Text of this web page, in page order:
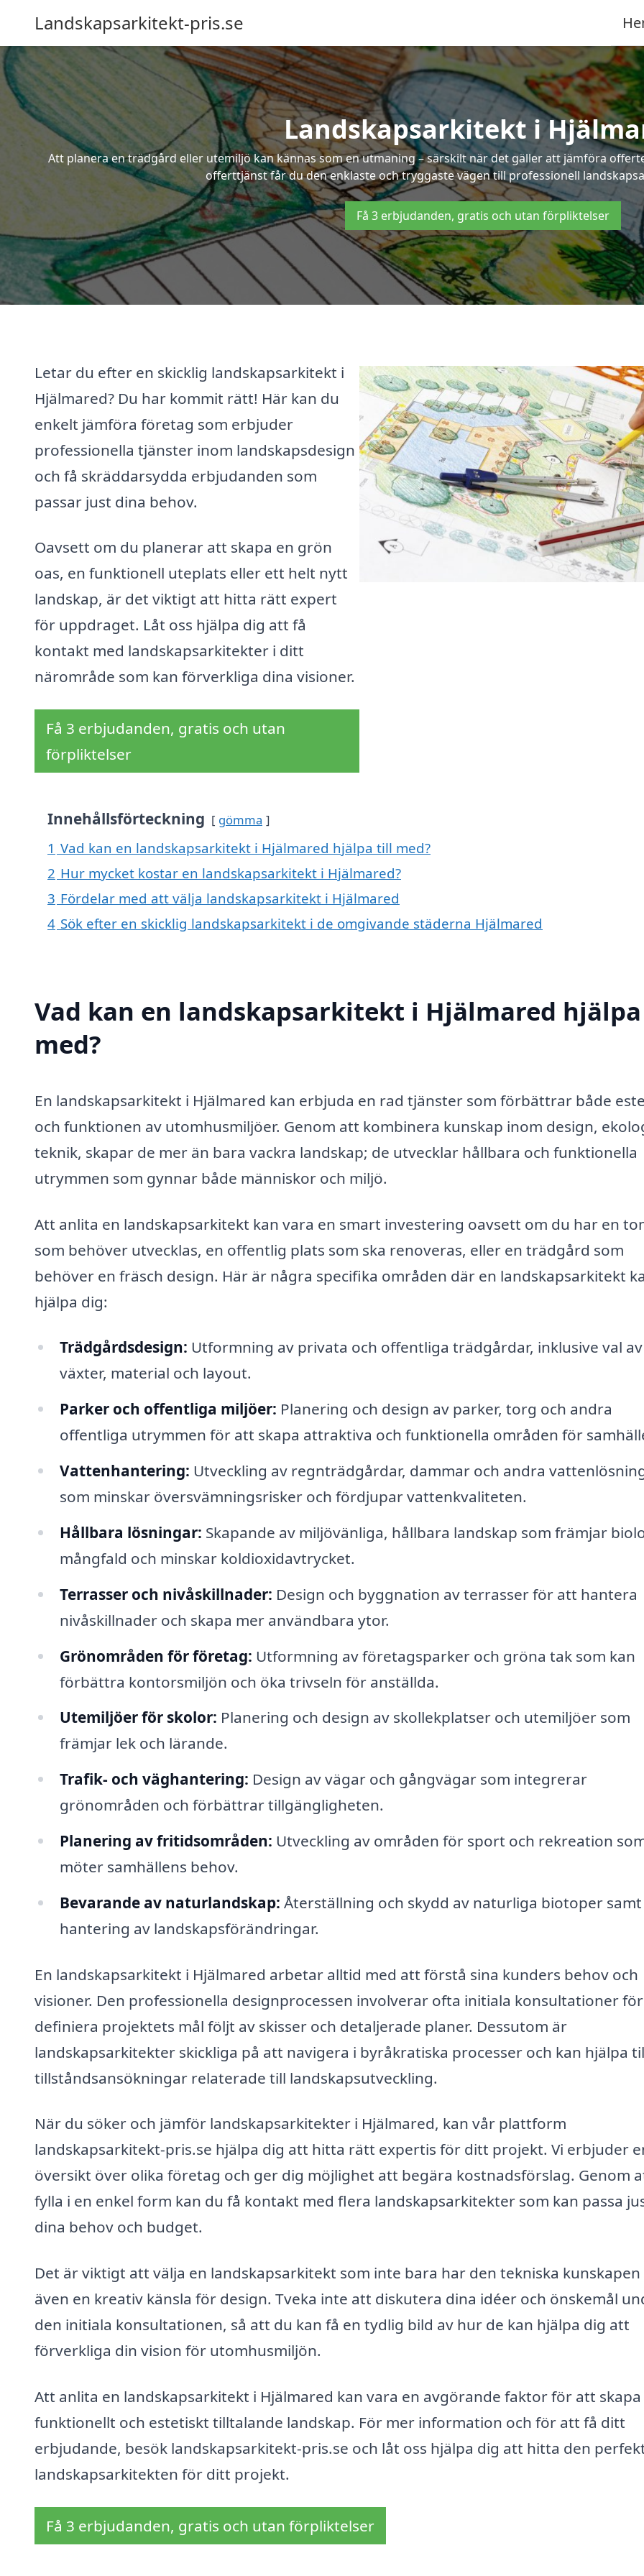
Landskapsarkitekt-pris.se
Landskapsarkitekt i
Att planera en trädgård eller utemiljö kan kännas som en utmaning – särskilt när det gäller att jämföra
offerttjänst får du den enklaste och tryggaste vägen till professionell
Få 3 erbjudanden, gratis och utan förpliktelser
Letar du efter en skicklig landskapsarkitekt i
Hjälmared? Du har kommit rätt! Här kan du
enkelt jämföra företag som erbjuder
professionella tjänster inom landskapsdesign
och få skräddarsydda erbjudanden som
passar just dina behov.
Oavsett om du planerar att skapa en grön
oas, en funktionell uteplats eller ett helt nytt
landskap, är det viktigt att hitta rätt expert
för uppdraget. Låt oss hjälpa dig att få
kontakt med landskapsarkitekter i ditt
närområde som kan förverkliga dina visioner.
Få 3 erbjudanden, gratis och utan
förpliktelser
Innehållsförteckning gömma
1 Vad kan en landskapsarkitekt i Hjälmared hjälpa till med?
2 Hur mycket kostar en landskapsarkitekt i Hjälmared?
3 Fördelar med att välja landskapsarkitekt i Hjälmared
4 Sök efter en skicklig landskapsarkitekt i de omgivande städerna Hjälmared
Vad kan en landskapsarkitekt i Hjälmared
med?
En landskapsarkitekt i Hjälmared kan erbjuda en rad tjänster som förbättrar både
och funktionen av utomhusmiljöer. Genom att kombinera kunskap inom design,
teknik, skapar de mer än bara vackra landskap; de utvecklar hållbara och funktionella
utrymmen som gynnar både människor och miljö.
Att anlita en landskapsarkitekt kan vara en smart investering oavsett om du har en
som behöver utvecklas, en offentlig plats som ska renoveras, eller en trädgård som
behöver en fräsch design. Här är några specifika områden där en landskapsarkitekt
hjälpa dig:
Trädgårdsdesign: Utformning av privata och offentliga trädgårdar, inklusive val av
växter, material och layout.
Parker och offentliga miljöer: Planering och design av parker, torg och andra
offentliga utrymmen för att skapa attraktiva och funktionella områden för
Vattenhantering: Utveckling av regnträdgårdar, dammar och andra
som minskar översvämningsrisker och fördjupar vattenkvaliteten.
Hållbara lösningar: Skapande av miljövänliga, hållbara landskap som främjar
mångfald och minskar koldioxidavtrycket.
Terrasser och nivåskillnader: Design och byggnation av terrasser för att hantera
nivåskillnader och skapa mer användbara ytor.
Grönområden för företag: Utformning av företagsparker och gröna tak som kan
förbättra kontorsmiljön och öka trivseln för anställda.
Utemiljöer för skolor: Planering och design av skollekplatser och utemiljöer som
främjar lek och lärande.
Trafik- och väghantering: Design av vägar och gångvägar som integrerar
grönområden och förbättrar tillgängligheten.
Planering av fritidsområden: Utveckling av områden för sport och rekreation
möter samhällens behov.
Bevarande av naturlandskap: Återställning och skydd av naturliga biotoper samt
hantering av landskapsförändringar.
En landskapsarkitekt i Hjälmared arbetar alltid med att förstå sina kunders behov och
visioner. Den professionella designprocessen involverar ofta initiala konsultationer
definiera projektets mål följt av skisser och detaljerade planer. Dessutom är
landskapsarkitekter skickliga på att navigera i byråkratiska processer och kan hjälpa
tillståndsansökningar relaterade till landskapsutveckling.
När du söker och jämför landskapsarkitekter i Hjälmared, kan vår plattform
landskapsarkitekt-pris.se hjälpa dig att hitta rätt expertis för ditt projekt. Vi erbjuder
översikt över olika företag och ger dig möjlighet att begära kostnadsförslag. Genom
fylla i en enkel form kan du få kontakt med flera landskapsarkitekter som kan passa
dina behov och budget.
Det är viktigt att välja en landskapsarkitekt som inte bara har den tekniska
även en kreativ känsla för design. Tveka inte att diskutera dina idéer och önskemål
den initiala konsultationen, så att du kan få en tydlig bild av hur de kan hjälpa dig att
förverkliga din vision för utomhusmiljön.
Att anlita en landskapsarkitekt i Hjälmared kan vara en avgörande faktor för att
funktionellt och estetiskt tilltalande landskap. För mer information och för att få ditt
erbjudande, besök landskapsarkitekt-pris.se och låt oss hjälpa dig att hitta den
landskapsarkitekten för ditt projekt.
Få 3 erbjudanden, gratis och utan förpliktelser